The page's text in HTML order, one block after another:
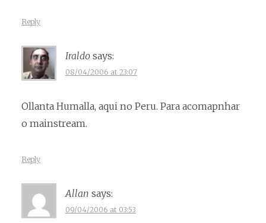
Reply
Iraldo says:
08/04/2006 at 23:07
Ollanta Humalla, aqui no Peru. Para acomapnhar
o mainstream.
Reply
Allan says:
09/04/2006 at 03:53